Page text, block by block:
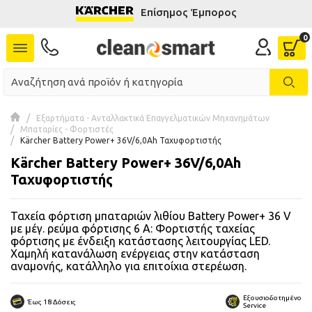
Επίσημος Έμπορος
Εξαρτήματα - Ανταλλακτικά Επαγγελματικών Μηχανημάτων
Μπαταρίες - Φορτιστές
Kärcher Battery Power+ 36V/6,0Ah Ταχυφορτιστής
Kärcher Battery Power+ 36V/6,0Ah
Ταχυφορτιστής
Ταχεία φόρτιση μπαταριών λιθίου Battery Power+ 36 V
με μέγ. ρεύμα φόρτισης 6 A: Φορτιστής ταχείας
φόρτισης με ένδειξη κατάστασης λειτουργίας LED.
Χαμηλή κατανάλωση ενέργειας στην κατάσταση
αναμονής, κατάλληλο για επιτοίχια στερέωση.
Έως 18 Δόσεις
Εξουσιοδοτημένο
Service